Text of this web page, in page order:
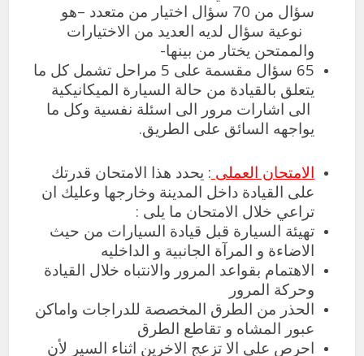
سؤال من 70 سؤال اختيار من متعدد –هو
نوعية سؤال لديه العديد من الاختيارات
والممتحن يختار من بينها-
65 سؤال مقسمة على 5 مراحل تشمل كل ما
يتعلق بالقيادة من حالة السيارة الميكانيكية
الى اشارات مرور الى اسئلة نفسية وكل ما
يواجهه السائق على الطريق.
الامتحان العملى : يحدد هذا الامتحان قدرتك
على القيادة داخل المدينة وخارجها وعليك ان
تراعي خلال الامتحان ما يلى :
تهيئة السيارة قبل قيادة السيارات من حيث
الاضاءة و المرآة الجانبية و الداخليه
الاهتمام بقواعد المرور والانتباه خلال القيادة
وحركة المرور
الحذر من الطرق المخصصة للدراجات واماكن
عبور المشاه و تقاطع الطرق
احرص على الا تزعج الاخرين اثناء السير لأن